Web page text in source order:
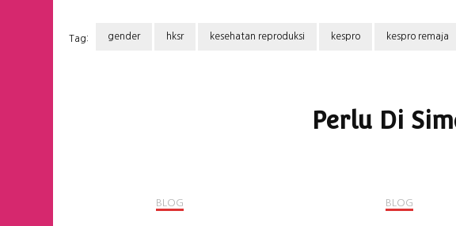
Tag: gender hksr kesehatan reproduksi kespro kespro remaja
Perlu Di
BLOG BLOG